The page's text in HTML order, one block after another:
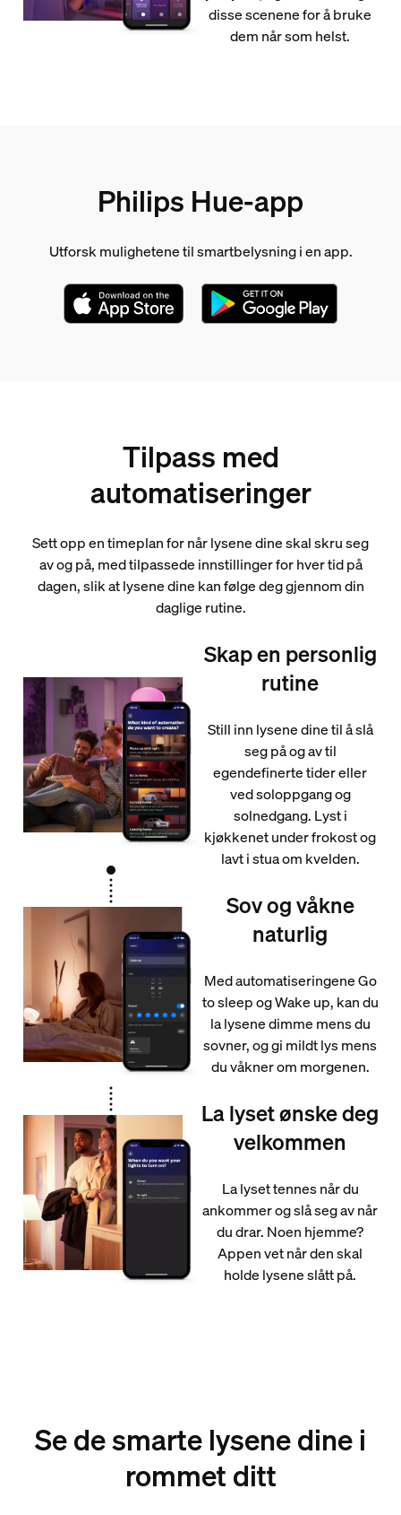
disse scenene for å bruke
dem når som helst.
Philips Hue-app
Utforsk mulighetene til smartbelysning i en app.
Tilpass med
automatiseringer
Sett opp en timeplan for når lysene dine skal skru seg
av og på, med tilpassede innstillinger for hver tid på
dagen, slik at lysene dine kan følge deg gjennom din
daglige rutine.
Skap en personlig
rutine
Still inn lysene dine til å slå
seg på og av til
egendefinerte tider eller
ved soloppgang og
solnedgang. Lyst i
kjøkkenet under frokost og
lavt i stua om kvelden.
Sov og våkne
naturlig
Med automatiseringene Go
to sleep og Wake up, kan du
la lysene dimme mens du
sovner, og gi mildt lys mens
du våkner om morgenen.
La lyset ønske deg
velkommen
La lyset tennes når du
ankommer og slå seg av når
du drar. Noen hjemme?
Appen vet når den skal
holde lysene slått på.
Se de smarte lysene dine i
rommet ditt